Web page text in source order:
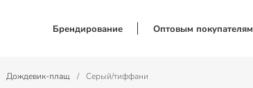
Брендирование Оптовым покупателям
Дождевик-плащ / Серый/тиффани